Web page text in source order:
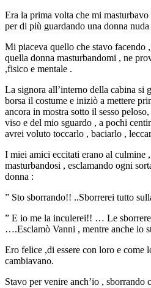
Era la prima volta che mi
per di più guardando una donna nuda
Mi piaceva quello che stavo facendo
quella donna masturbandomi , ne
,fisico e mentale .
La signora all’interno della cabina si
borsa il costume e iniziò a mettere
ancora in mostra sotto il sesso
viso e del mio sguardo , a pochi
avrei voluto toccarlo , baciarlo ,
I miei amici eccitati erano al culmine
masturbandosi , esclamando ogni
donna :
” Sto sborrando!! ..Sborrerei tutto
” E io me la inculerei!! … Le
….Esclamò Vanni , mentre anche io
Ero felice ,di essere con loro e come
cambiavano.
Stavo per venire anch’io ,